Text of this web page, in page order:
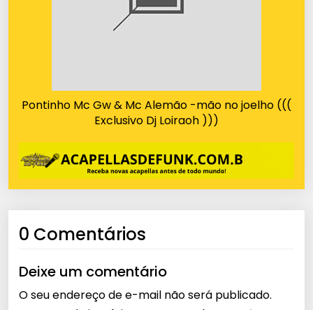
Pontinho Mc Gw & Mc Alemão -mão no joelho (((
Exclusivo Dj Loiraoh )))
0 Comentários
Deixe um comentário
O seu endereço de e-mail não será publicado.